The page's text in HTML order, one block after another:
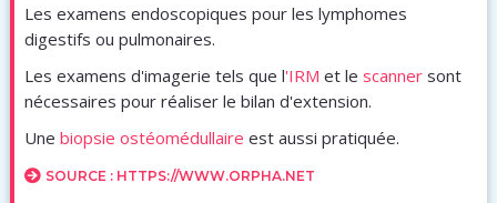
Les examens endoscopiques pour les lymphomes
digestifs ou pulmonaires.
Les examens d'imagerie tels que l'IRM et le scannersont
nécessaires pour réaliser le bilan d'extension.
Une biopsie ostéomédullaire est aussi pratiquée.
SOURCE : HTTPS://WWW.ORPHA.NET